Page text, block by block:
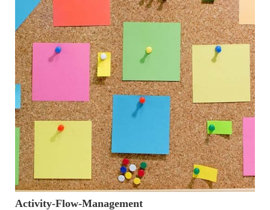
15. April 2011
Activity-Flow-Management